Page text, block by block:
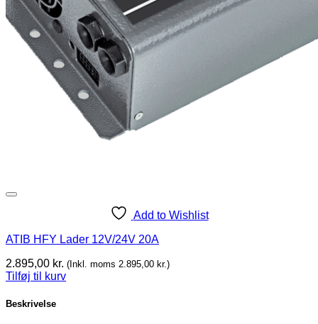
Add to Wishlist
ATIB HFY Lader 12V/24V 20A
2.895,00 kr. (Inkl. moms 2.895,00 kr.)
Tilføj til kurv
Beskrivelse